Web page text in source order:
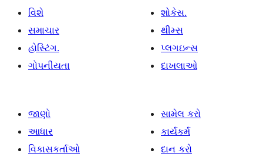
વિશે
સમાચાર
હોસ્ટિંગ.
ગોપનીયતા
શોકેસ.
થીમ્સ
પ્લગઇન્સ
દાખલાઓ
જાણો
આધાર
વિકાસકર્તાઓ
સામેલ કરો
કાર્યકર્મ
દાન કરો